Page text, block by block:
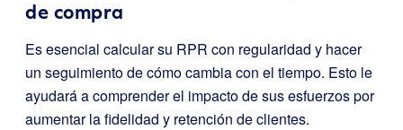
de compra
Es esencial calcular su RPR con regularidad y hacer
un seguimiento de cómo cambia con el tiempo. Esto le
ayudará a comprender el impacto de sus esfuerzos por
aumentar la fidelidad y retención de clientes.